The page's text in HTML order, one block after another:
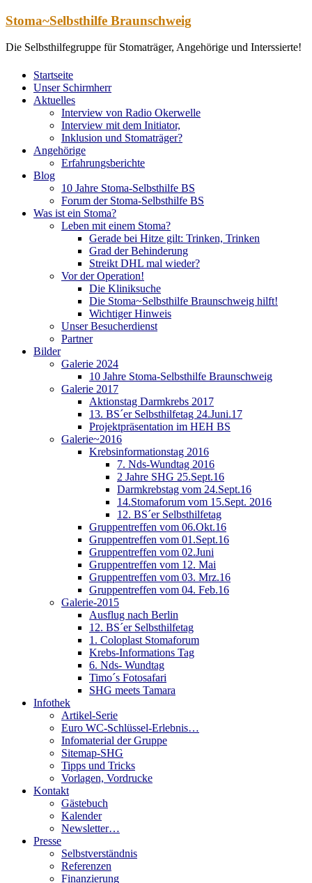
Zum
springen
Stoma~Selbsthilfe Braunschweig
Die Selbsthilfegruppe für Stomaträger, Angehörige und Interssierte!
Startseite
Unser Schirmherr
Aktuelles
Interview von Radio Okerwelle
Interview mit dem Initiator,
Inklusion und Stomaträger?
Angehörige
Erfahrungsberichte
Blog
10 Jahre Stoma-Selbsthilfe BS
Forum der Stoma-Selbsthilfe BS
Was ist ein Stoma?
Leben mit einem Stoma?
Gerade bei Hitze gilt: Trinken, Trinken
Grad der Behinderung
Streikt DHL mal wieder?
Vor der Operation!
Die Kliniksuche
Die Stoma~Selbsthilfe Braunschweig hilft!
Wichtiger Hinweis
Unser Besucherdienst
Partner
Bilder
Galerie 2024
10 Jahre Stoma-Selbsthilfe Braunschweig
Galerie 2017
Aktionstag Darmkrebs 2017
13. BS´er Selbsthilfetag 24.Juni.17
Projektpräsentation im HEH BS
Galerie~2016
Krebsinformationstag 2016
7. Nds-Wundtag 2016
2 Jahre SHG 25.Sept.16
Darmkrebstag vom 24.Sept.16
14.Stomaforum vom 15.Sept. 2016
12. BS´er Selbsthilfetag
Gruppentreffen vom 06.Okt.16
Gruppentreffen vom 01.Sept.16
Gruppentreffen vom 02.Juni
Gruppentreffen vom 12. Mai
Gruppentreffen vom 03. Mrz.16
Gruppentreffen vom 04. Feb.16
Galerie-2015
Ausflug nach Berlin
12. BS´er Selbsthilfetag
1. Coloplast Stomaforum
Krebs-Informations Tag
6. Nds- Wundtag
Timo´s Fotosafari
SHG meets Tamara
Infothek
Artikel-Serie
Euro WC-Schlüssel-Erlebnis…
Infomaterial der Gruppe
Sitemap-SHG
Tipps und Tricks
Vorlagen, Vordrucke
Kontakt
Gästebuch
Kalender
Newsletter…
Presse
Selbstverständnis
Referenzen
Finanzierung